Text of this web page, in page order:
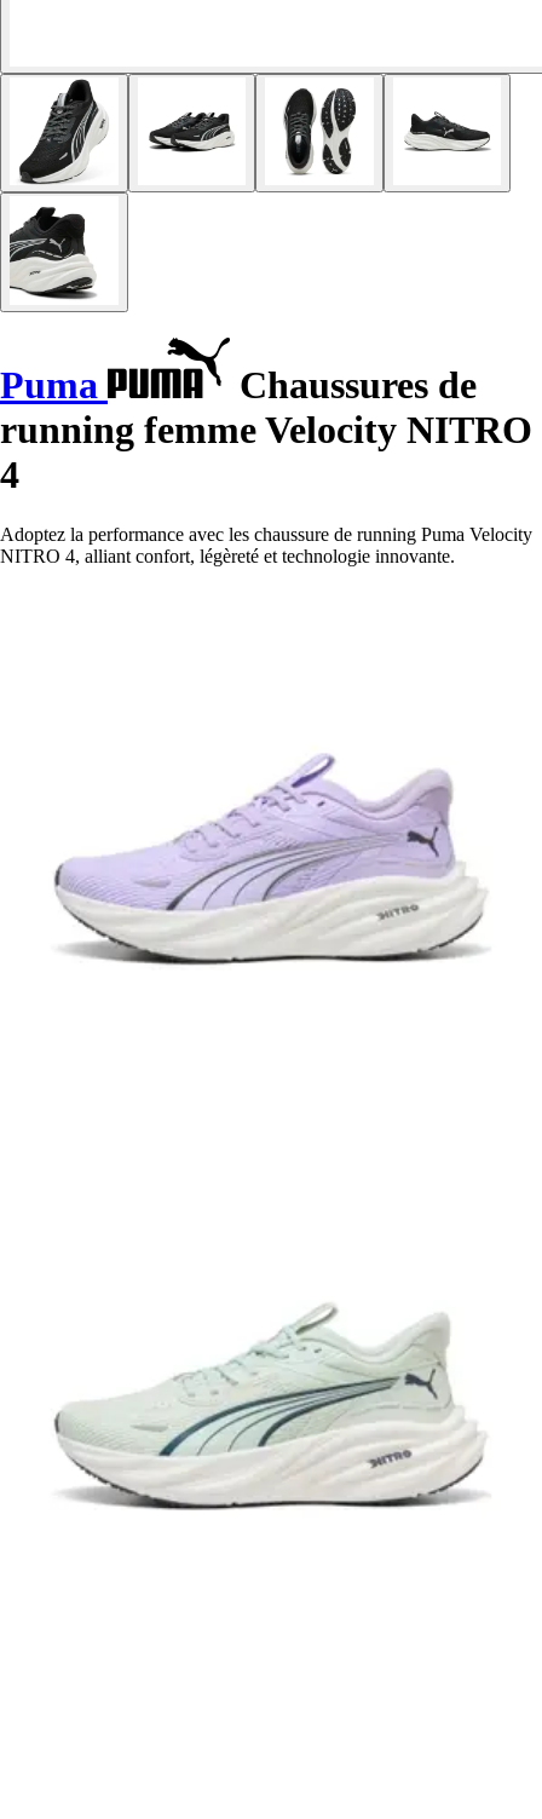
Puma
Chaussures de
running femme Velocity NITRO
4
Adoptez la performance avec les chaussure de running Puma Velocity
NITRO 4, alliant confort, légèreté et technologie innovante.